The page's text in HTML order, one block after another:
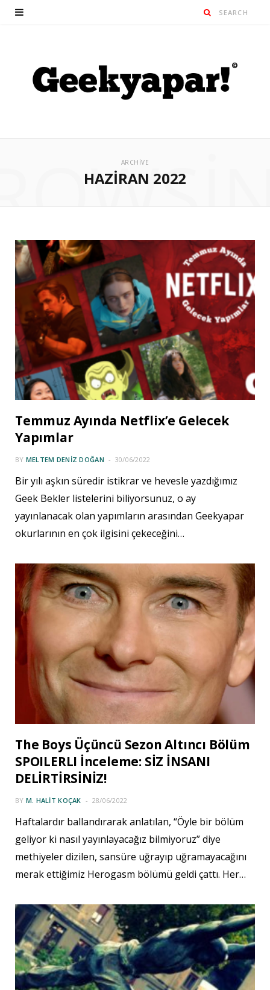
ARCHIVE
HAZIRAN 2022
Temmuz Ayında Netflix’e Gelecek
Yapımlar
BY MELTEM DENIZ DOĞAN 30/06/2022
Bir yılı aşkın süredir istikrar ve hevesle yazdığımız
Geek Bekler listelerini biliyorsunuz, o ay
yayınlanacak olan yapımların arasından Geekyapar
okurlarının en çok ilgisini çekeceğini…
The Boys Üçüncü Sezon Altıncı Bölüm
SPOILERLI İnceleme: SİZ İNSANI
DELİRTİRSİNİZ!
BY M. HALIT KOÇAK 28/06/2022
Haftalardır ballandırarak anlatılan, “Öyle bir bölüm
geliyor ki nasıl yayınlayacağız bilmiyoruz” diye
methiyeler dizilen, sansüre uğrayıp uğramayacağını
merak ettiğimiz Herogasm bölümü geldi çattı. Her…